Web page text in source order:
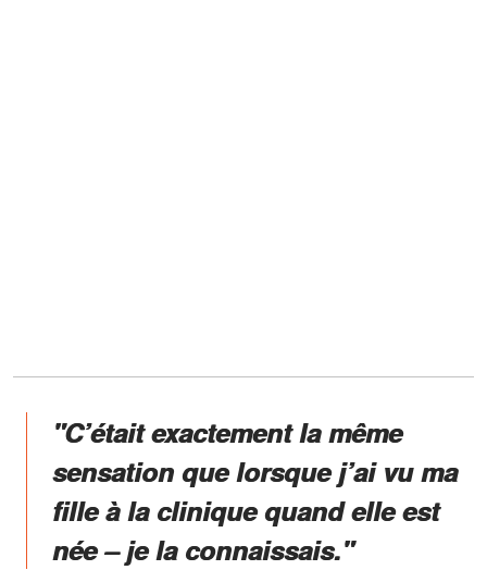
"C’était exactement la même
sensation que lorsque j’ai vu ma
fille à la clinique quand elle est
née – je la connaissais."